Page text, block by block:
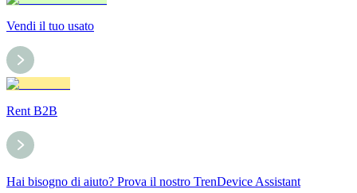
Vendi il tuo usato
Rent B2B
Hai bisogno di aiuto? Prova il nostro TrenDevice Assistant